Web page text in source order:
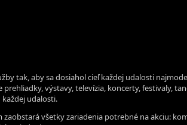
tak, aby sa dosiahol cieľ každej udalosti
výstavy, televízia, koncerty, festivaly,
každej udalosti.
zaobstará všetky zariadenia potrebné na akciu: